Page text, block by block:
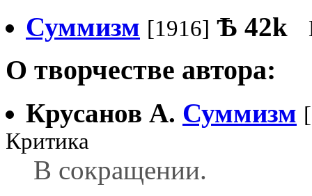
Суммизм [1916] Ѣ 42k
О творчестве автора:
Крусанов А. Суммизм
Критика
В сокращении.